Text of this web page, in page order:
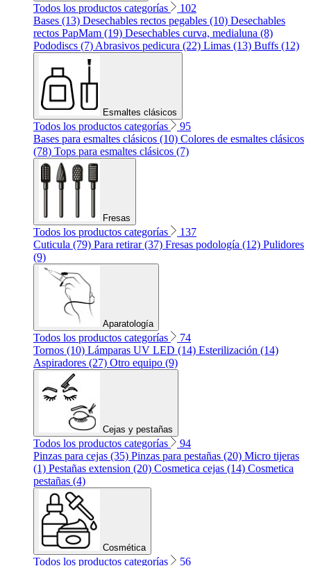
Todos los productos categorías
102
Bases (13) Desechables rectos pegables (10) Desechables
rectos PapMam (19) Desechables curva, medialuna (8)
Pododiscs (7) Abrasivos pedicura (22) Limas (13) Buffs (12)
Esmaltes clásicos
Todos los productos categorías
95
Bases para esmaltes clásicos (10) Colores de esmaltes clásicos
(78) Tops para esmaltes clásicos (7)
Fresas
Todos los productos categorías
137
Cuticula (79) Para retirar (37) Fresas podología (12) Pulidores
(9)
Aparatología
Todos los productos categorías
74
Tornos (10) Lámparas UV LED (14) Esterilización (14)
Aspiradores (27) Otro equipo (9)
Cejas y pestañas
Todos los productos categorías
94
Pinzas para cejas (35) Pinzas para pestañas (20) Micro tijeras
(1) Pestañas extension (20) Cosmetica cejas (14) Cosmetica
pestañas (4)
Cosmética
Todos los productos categorías 56